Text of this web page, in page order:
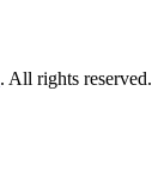
. All rights reserved.